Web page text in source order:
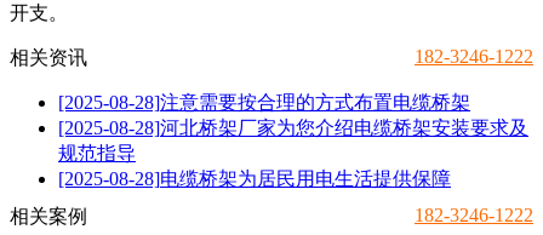
开支。
182-3246-1222
相关资讯
[2025-08-28]注意需要按合理的方式布置电缆桥架
[2025-08-28]河北桥架厂家为您介绍电缆桥架安装要求及
规范指导
[2025-08-28]电缆桥架为居民用电生活提供保障
182-3246-1222
相关案例